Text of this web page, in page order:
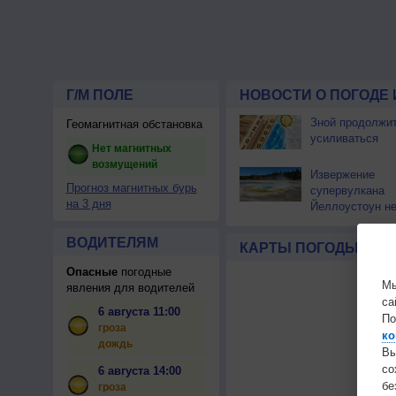
Г/М ПОЛЕ
Геомагнитная обстановка
Нет магнитных
возмущений
Прогноз магнитных бурь
на 3 дня
ВОДИТЕЛЯМ
Опасныепогодные
явления для водителей
6 августа 11:00
гроза
дождь
6 августа 14:00
гроза
НОВОСТИ О ПОГОДЕ
Зной
усиливаться
Извержение
супервулкана
Йеллоустоун
к уничтожению
КАРТЫ ПОГОДЫ